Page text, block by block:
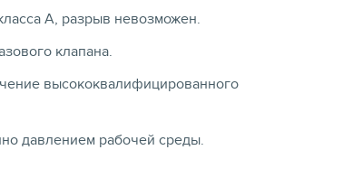
A, разрыв невозможен.
клапана.
высококвалифицированного
давлением рабочей среды.